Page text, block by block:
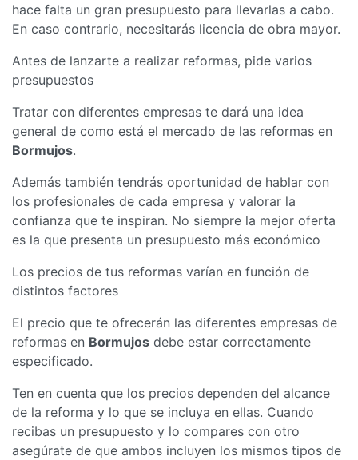
hace falta un gran presupuesto para llevarlas a cabo.
En caso contrario, necesitarás licencia de obra mayor.
Antes de lanzarte a realizar reformas, pide varios
presupuestos
Tratar con diferentes empresas te dará una idea
general de como está el mercado de las reformas en
Bormujos.
Además también tendrás oportunidad de hablar con
los profesionales de cada empresa y valorar la
confianza que te inspiran. No siempre la mejor oferta
es la que presenta un presupuesto más económico
Los precios de tus reformas varían en función de
distintos factores
El precio que te ofrecerán las diferentes empresas de
reformas en Bormujos debe estar correctamente
especificado.
Ten en cuenta que los precios dependen del alcance
de la reforma y lo que se incluya en ellas. Cuando
recibas un presupuesto y lo compares con otro
asegúrate de que ambos incluyen los mismos tipos de